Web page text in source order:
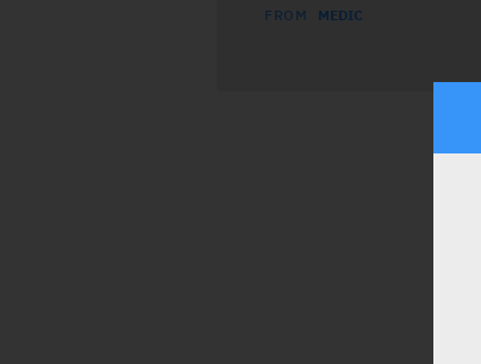
FROM MEDIC